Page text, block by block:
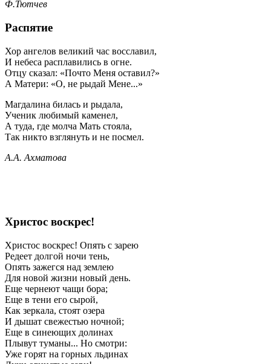
Ф.Тютчев
Распятие
Хор ангелов великий час восславил,
И небеса расплавились в огне.
Отцу сказал: «Почто Меня оставил?»
А Матери: «О, не рыдай Мене...»
Магдалина билась и рыдала,
Ученик любимый каменел,
А туда, где молча Мать стояла,
Так никто взглянуть и не посмел.
А.А. Ахматова
Христос воскрес!
Христос воскрес! Опять с зарею
Редеет долгой ночи тень,
Опять зажегся над землею
Для новой жизни новый день.
Еще чернеют чащи бора;
Еще в тени его сырой,
Как зеркала, стоят озера
И дышат свежестью ночной;
Еще в синеющих долинах
Плывут туманы... Но смотри:
Уже горят на горных льдинах